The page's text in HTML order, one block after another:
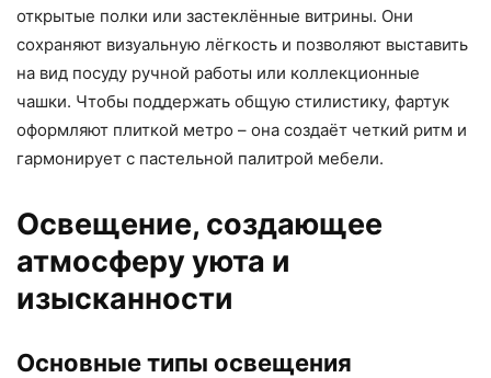
открытые полки или застеклённые витрины. Они
сохраняют визуальную лёгкость и позволяют выставить
на вид посуду ручной работы или коллекционные
чашки. Чтобы поддержать общую стилистику, фартук
оформляют плиткой метро – она создаёт четкий ритм и
гармонирует с пастельной палитрой мебели.
Освещение, создающее
атмосферу уюта и
изысканности
Основные типы освещения